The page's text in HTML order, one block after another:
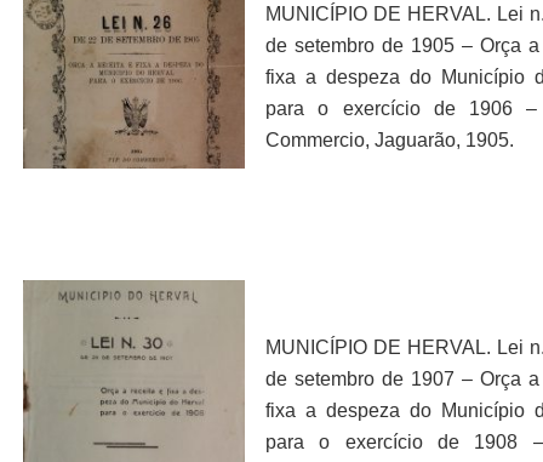
MUNICÍPIO DE HERVAL. Lei
de setembro de 1905 – Orça
fixa a despeza do Município
para o exercício de 1906
Commercio, Jaguarão, 1905.
MUNICÍPIO DE HERVAL. Lei
de setembro de 1907 – Orça
fixa a despeza do Município
para o exercício de 1908